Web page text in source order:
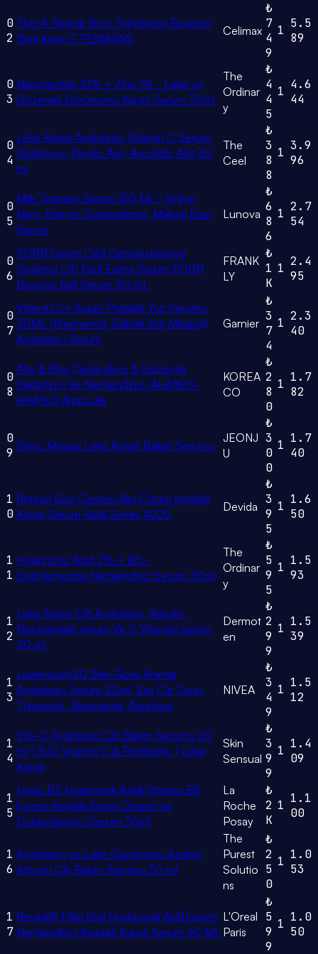
0
2
The-A Retinal Shot Tightening Booster
15ml Krem F7928AXNS
Celimax
₺
7
4
9
1 5.5
89
0
3
Niacinamide 10% + Zinc 1% - Leke ve
Gözenek Görünümü Karşıtı Serum 30ml
The
Ordinar
y
₺
4
4
5
1 4.6
44
0
4
Leke Karşıtı Aydınlatıcı Vitamin C Serum
Glutatyon, Ferulic Asit, Ascorbic Asit 30
ml
The
Ceel
₺
3
8
8
1 3.9
96
0
5
Milk Therapy Serum 150 ML | Yoğun
Nem, Bariyer Güçlendirme, Makyaj Bazı
Serum
Lunova
₺
6
8
6
1 2.7
54
0
6
PDRN İçeren Cildi Gençleştirmeye
Yardımcı Çift Fazlı Esans Serum PDRN
Bounce Ball Serum 30 mL
FRANK
LY
₺
1
K
1 2.4
95
0
7
Vitamin C+ Süper Parlaklık Yüz Serumu
30ML (Niasinamid, Salisilik Asit,Melasyl)
Aydınlatıcı Serum
Garnier
₺
3
7
4
1 2.3
40
0
8
Aha & Bha Canlandırıcı & Gözenek
Sıkılaştırıcı Ve Nemlendirici (AHA%10-
BHA%2) Ampoule
KOREA
CO
₺
2
8
0
1 1.7
82
0
9 Pirinç Mayası Leke Karşıtı Bakım Serumu
JEONJ
U
₺
3
0
0
1 1.7
40
1
0
Retinol Göz Çevresi Alın Çizgisi Kırışıklık
Karşıtı Serum Xella Series A220
Devida
₺
3
9
5
1 1.6
50
1
1
Hyaluronic Acid 2% + B5 -
Derinlemesine Nemlendirici Serum 30ml
The
Ordinar
y
₺
5
9
5
1 1.5
93
1
2
Leke Karşıtı Cilt Aydınlatıcı, Arbutin,
Niacinamide serum Ve C Vitamini serum
30 ml
Dermot
en
₺
2
9
9
1 1.5
39
1
3
Luminous630 Skin Glow Anında
Aydınlatıcı Serum 30ml, Eşit Cilt Tonu,
Thiamidol, Niasinamid, AloeVera
NIVEA
₺
3
4
9
1 1.5
12
1
4
Vita-C Aydınlatıcı Cilt Bakım Serumu 30
ml | %10 Vitamin C & Postbiotic | Leke
Karşıtı
Skin
Sensual
₺
3
9
9
1 1.4
09
1
5
Hyalu B5 Hyalüronik Asit& Vitamin B5
İçeren Kırışıklık Karşıtı Onarıcı ve
Dolgunlaştırıcı Serum 30ml
La
Roche
Posay
₺
2
K
1 1.1
00
1
6
Aydınlatıcı ve Leke Görünümü Azaltıcı
Arbutin Cilt Bakım Serumu 30 ml
The
Purest
Solutio
ns
₺
2
5
0
1 1.0
53
1
7
Revitalift Filler [Saf Hyaluronik Asit] İçeren
Nemlendirici Kırışıklık Karşıtı Serum 30 ML
L'Oreal
Paris
₺
5
9
9
1 1.0
50